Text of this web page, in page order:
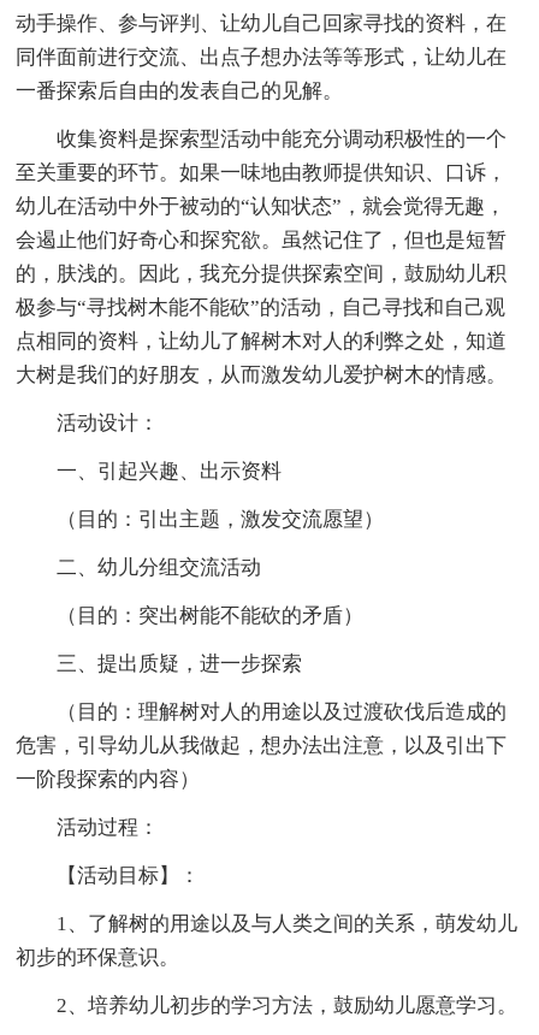
动手操作、参与评判、让幼儿自己回家寻找的资料，在
同伴面前进行交流、出点子想办法等等形式，让幼儿在
一番探索后自由的发表自己的见解。
收集资料是探索型活动中能充分调动积极性的一个
至关重要的环节。如果一味地由教师提供知识、口诉，
幼儿在活动中外于被动的“认知状态”，就会觉得无趣，
会遏止他们好奇心和探究欲。虽然记住了，但也是短暂
的，肤浅的。因此，我充分提供探索空间，鼓励幼儿积
极参与“寻找树木能不能砍”的活动，自己寻找和自己观
点相同的资料，让幼儿了解树木对人的利弊之处，知道
大树是我们的好朋友，从而激发幼儿爱护树木的情感。
活动设计：
一、引起兴趣、出示资料
（目的：引出主题，激发交流愿望）
二、幼儿分组交流活动
（目的：突出树能不能砍的矛盾）
三、提出质疑，进一步探索
（目的：理解树对人的用途以及过渡砍伐后造成的
危害，引导幼儿从我做起，想办法出注意，以及引出下
一阶段探索的内容）
活动过程：
【活动目标】：
1、了解树的用途以及与人类之间的关系，萌发幼儿
初步的环保意识。
2、培养幼儿初步的学习方法，鼓励幼儿愿意学习。